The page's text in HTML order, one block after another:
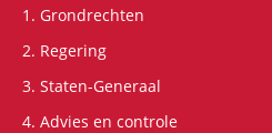
1. Grondrechten
2. Regering
3. Staten-Generaal
4. Advies en controle